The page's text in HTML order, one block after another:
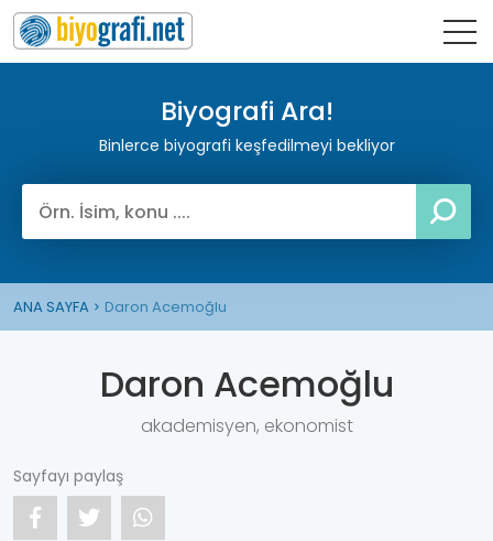
Biyografi Ara!
Binlerce biyografi keşfedilmeyi bekliyor
ANA SAYFA Daron Acemoğlu
Daron Acemoğlu
akademisyen, ekonomist
Sayfayı paylaş